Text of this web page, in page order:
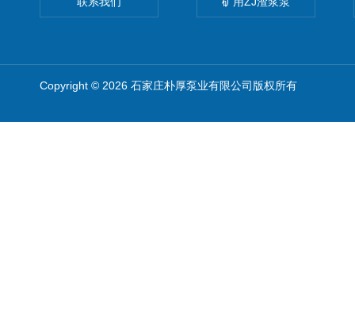
Copyright © 2026 石家庄朴厚泵业有限公司版权所有